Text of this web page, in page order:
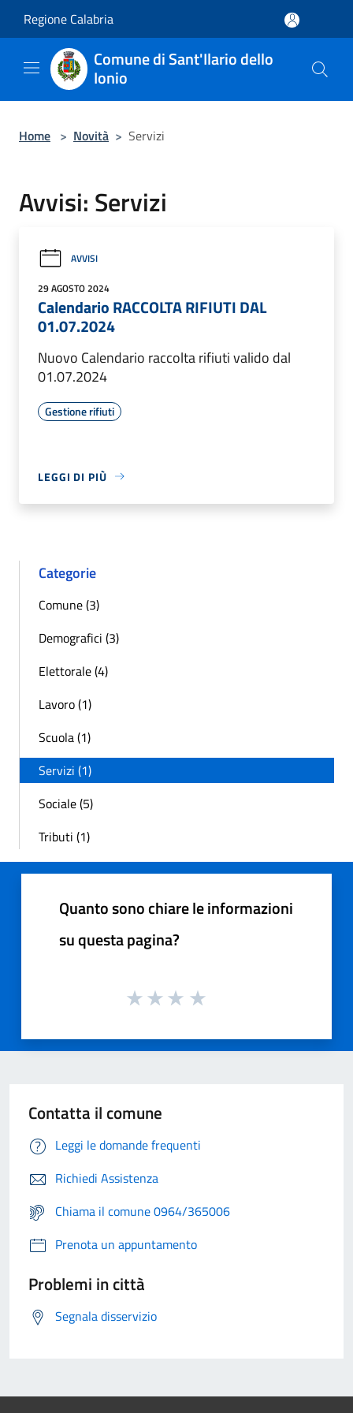
Regione Calabria
Comune di Sant'Ilario dello
Ionio
Home > Novità > Servizi
Avvisi: Servizi
AVVISI
29 AGOSTO 2024
Calendario RACCOLTA RIFIUTI DAL
01.07.2024
Nuovo Calendario raccolta rifiuti valido dal
01.07.2024
Gestione rifiuti
LEGGI DI PIÙ
Categorie
Comune (3)
Demografici (3)
Elettorale (4)
Lavoro (1)
Scuola (1)
Servizi (1)
Sociale (5)
Tributi (1)
Quanto sono chiare le informazioni
su questa pagina?
Contatta il comune
Leggi le domande frequenti
Richiedi Assistenza
Chiama il comune 0964/365006
Prenota un appuntamento
Problemi in città
Segnala disservizio